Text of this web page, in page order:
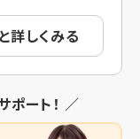
詳しくみる
ポート！ ／